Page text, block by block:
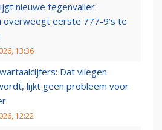
nieuwe tegenvaller:
overweegt eerste 777-9’s te
13:36
Dat vliegen
lijkt geen probleem voor
12:22